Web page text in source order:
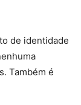
de identidade
Também é